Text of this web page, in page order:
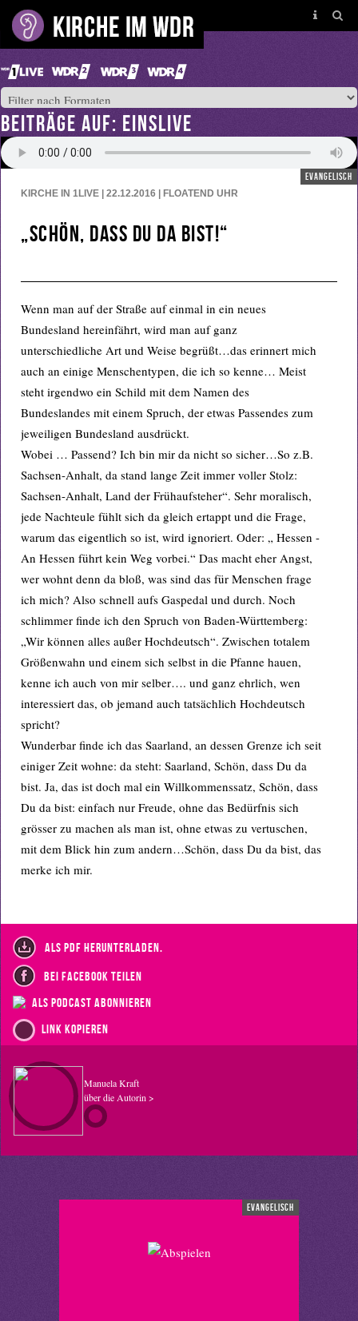
BEITRÄGE AUF: EINSLIVE
evangelisch
KIRCHE IN 1LIVE | 22.12.2016 | FLOATEND UHR
„Schön, dass Du da bist!“
Wenn man auf der Straße auf einmal in ein neues
Bundesland hereinfährt, wird man auf ganz
unterschiedliche Art und Weise begrüßt…das erinnert mich
auch an einige Menschentypen, die ich so kenne… Meist
steht irgendwo ein Schild mit dem Namen des
Bundeslandes mit einem Spruch, der etwas Passendes zum
jeweiligen Bundesland ausdrückt.
Wobei … Passend? Ich bin mir da nicht so sicher…So z.B.
Sachsen-Anhalt, da stand lange Zeit immer voller Stolz:
Sachsen-Anhalt, Land der Frühaufsteher“. Sehr moralisch,
jede Nachteule fühlt sich da gleich ertappt und die Frage,
warum das eigentlich so ist, wird ignoriert. Oder: „ Hessen -
An Hessen führt kein Weg vorbei.“ Das macht eher Angst,
wer wohnt denn da bloß, was sind das für Menschen frage
ich mich? Also schnell aufs Gaspedal und durch. Noch
schlimmer finde ich den Spruch von Baden-Württemberg:
„Wir können alles außer Hochdeutsch“. Zwischen totalem
Größenwahn und einem sich selbst in die Pfanne hauen,
kenne ich auch von mir selber…. und ganz ehrlich, wen
interessiert das, ob jemand auch tatsächlich Hochdeutsch
spricht?
Wunderbar finde ich das Saarland, an dessen Grenze ich seit
einiger Zeit wohne: da steht: Saarland, Schön, dass Du da
bist. Ja, das ist doch mal ein Willkommenssatz, Schön, dass
Du da bist: einfach nur Freude, ohne das Bedürfnis sich
grösser zu machen als man ist, ohne etwas zu vertuschen,
mit dem Blick hin zum andern…Schön, dass Du da bist, das
merke ich mir.
als PDF herunterladen.
bei Facebook teilen
als Podcast abonnieren
Link kopieren
Manuela Kraft
über die Autorin >
evangelisch